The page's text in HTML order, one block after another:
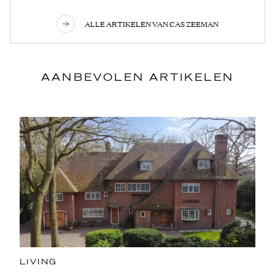
ALLE ARTIKELEN VAN CAS ZEEMAN
AANBEVOLEN ARTIKELEN
LIVING